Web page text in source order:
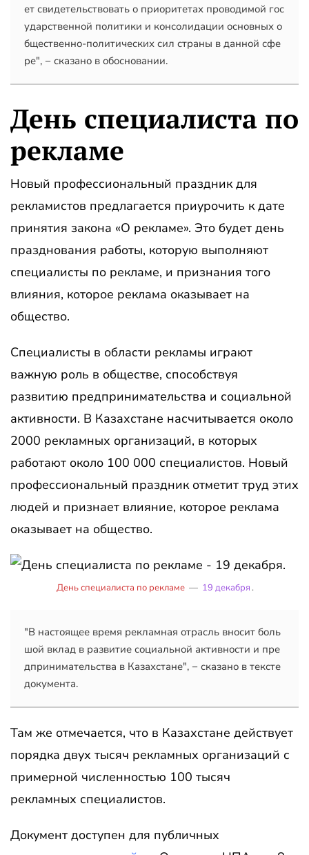
ет свидетельствовать о приоритетах проводимой гос
ударственной политики и консолидации основных о
бщественно-политических сил страны в данной сфе
ре", − сказано в обосновании.
День специалиста по
рекламе
Новый профессиональный праздник для
рекламистов предлагается приурочить к дате
принятия закона «О рекламе». Это будет день
празднования работы, которую выполняют
специалисты по рекламе, и признания того
влияния, которое реклама оказывает на
общество.
Специалисты в области рекламы играют
важную роль в обществе, способствуя
развитию предпринимательства и социальной
активности. В Казахстане насчитывается около
2000 рекламных организаций, в которых
работают около 100 000 специалистов. Новый
профессиональный праздник отметит труд этих
людей и признает влияние, которое реклама
оказывает на общество.
День специалиста по рекламе — 19 декабря.
"В настоящее время рекламная отрасль вносит боль
шой вклад в развитие социальной активности и пре
дпринимательства в Казахстане", − сказано в тексте
документа.
Там же отмечается, что в Казахстане действует
порядка двух тысяч рекламных организаций с
примерной численностью 100 тысяч
рекламных специалистов.
Документ доступен для публичных